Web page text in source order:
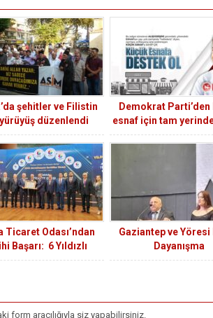
şehitler ve Filistin
düzenlendi
Demokrat Parti’den
esnaf için tam
zamanında yeni
Ticaret Odası’ndan
Başarı: 6 Yıldızlı
Gururu!
Gaziantep ve Yöresi
Dayanışma
Derneği Başkanı
Adana. O nedenle
evimiz kabul
form aracılığıyla siz yapabilirsiniz.